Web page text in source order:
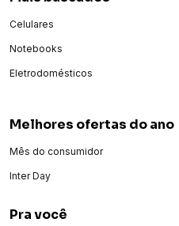
Celulares
Notebooks
Eletrodomésticos
Melhores ofertas do ano
Mês do consumidor
Inter Day
Pra você